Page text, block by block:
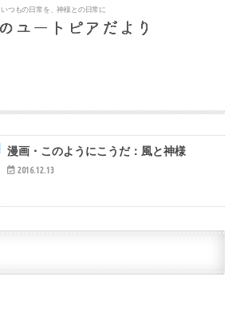
いつもの日常を、神様との日常に
漫画・このようにこうだ：風と神様
2016.12.13